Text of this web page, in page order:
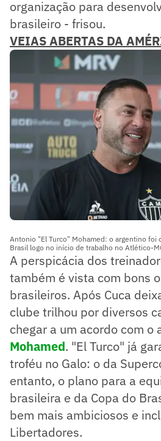
organização para
brasileiro - frisou.
VEIAS ABERTAS DA
Antonio "El Turco" Mohamed: o argentino foi
Brasil logo no início de trabalho no Atlético-
A perspicácia dos
também é vista com bons
brasileiros. Após Cuca
clube trilhou por diversos
chegar a um acordo com o
Mohamed. "El Turco" já
troféu no Galo: o da
entanto, o plano para a
brasileira e da Copa do
bem mais ambiciosos e
Libertadores.